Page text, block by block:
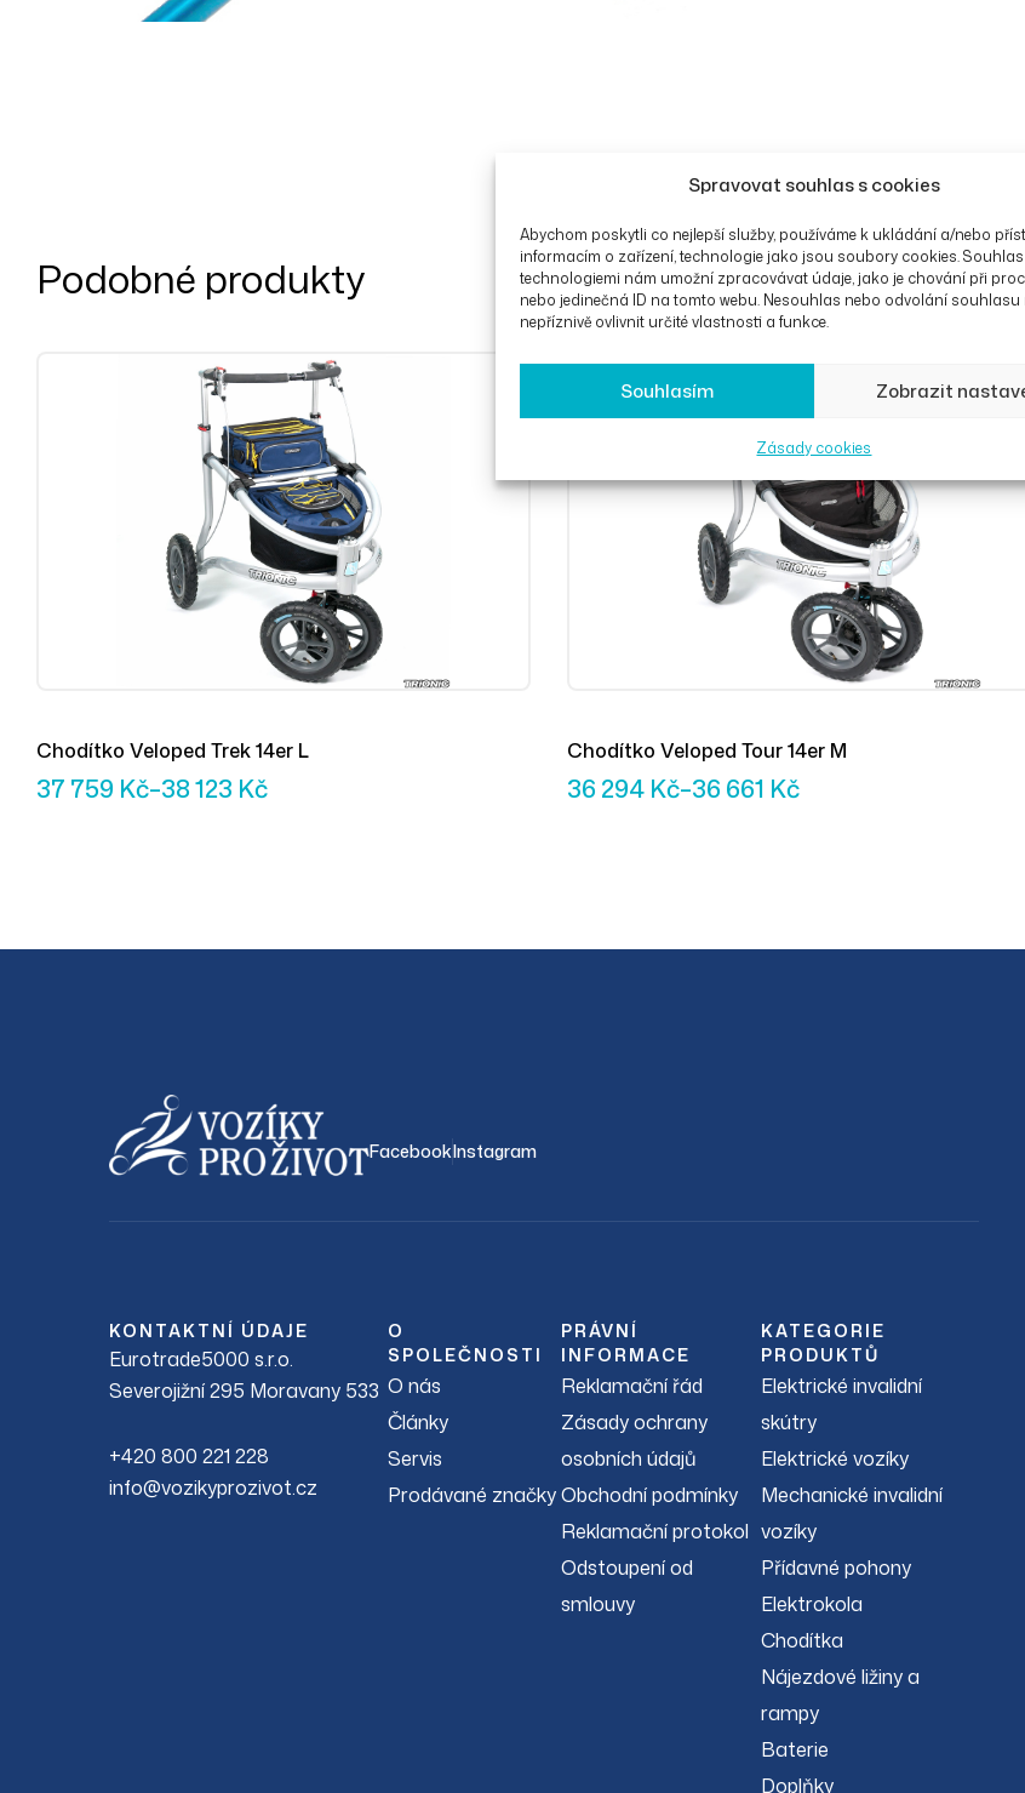
Spravovat souhlas s cookies
Abychom poskytli co nejlepší služby, používáme k ukládání a/nebo
informacím o zařízení, technologie jako jsou soubory cookies.
technologiemi nám umožní zpracovávat údaje, jako je chování při
nebo jedinečná ID na tomto webu. Nesouhlas nebo odvolání souhlasu
nepříznivě ovlivnit určité vlastnosti a funkce.
Souhlasím Zobrazit
Zásady cookies
Podobné produkty
Chodítko Veloped Trek 14er L
37 759 Kč–38 123 Kč
Chodítko Veloped Tour 14er M
36 294 Kč–36 661 Kč
FacebookInstagram
KONTAKTNÍ ÚDAJE
Eurotrade5000 s.r.o.
Severojižní 295 Moravany 533
+420 800 221 228
info@vozikyprozivot.cz
O
SPOLEČNOSTI
O nás
Články
Servis
Prodávané značky
PRÁVNÍ
INFORMACE
Reklamační řád
Zásady ochrany
osobních údajů
Obchodní podmínky
Reklamační protokol
Odstoupení od
smlouvy
KATEGORIE
PRODUKTŮ
Elektrické invalidní
skútry
Elektrické vozíky
Mechanické invalidní
vozíky
Přídavné pohony
Elektrokola
Chodítka
Nájezdové ližiny a
rampy
Baterie
Doplňky